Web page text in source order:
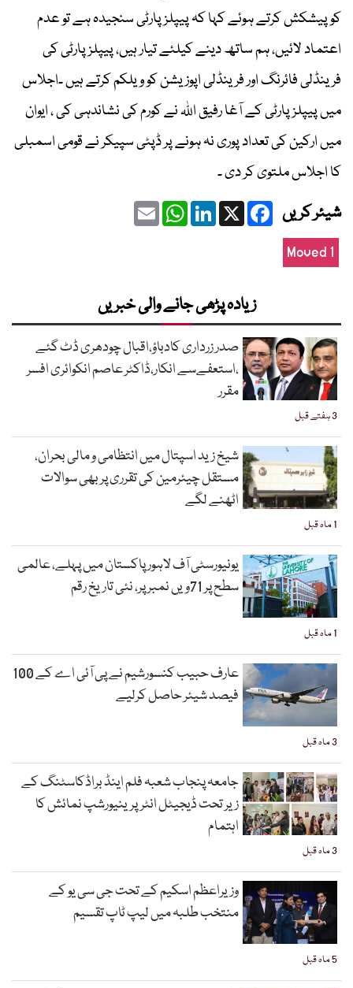
کو پیشکش کرتے ہوئے کہا کہ پیپلز پارٹی سنجیدہ ہے تو عدم
اعتماد لائیں، ہم ساتھ دینے کیلئے تیار ہیں، پیپلز پارٹی کی
فرینڈلی فائرنگ اور فرینڈلی اپوزیشن کو ویلکم کرتے ہیں ۔اجلاس
میں پیپلز پارٹی کے آغا رفیق اللہ نے کورم کی نشاندہی کی ، ایوان
میں ارکین کی تعداد پوری نہ ہونے پر ڈپٹی سپیکر نے قومی اسمبلی
کا اجلاس ملتوی کر دی ۔
شیئر کریں Facebook
X
LinkedIn
WhatsApp
Email
Moved 1
زیادہ پڑھی جانے والی خبریں
3 ہفتے قبل
صدر زرداری کادباؤ،اقبال چودھری ڈٹ گئے
،استعفےسے انکار،ڈاکٹر عاصم انکوائری افسر
مقرر
1 ماہ قبل
شیخ زید اسپتال میں انتظامی و مالی بحران،
مستقل چیئرمین کی تقرری پر بھی سوالات
اٹھنے لگے
1 ماہ قبل
یونیورسٹی آف لاہور پاکستان میں پہلے، عالمی
سطح پر 71ویں نمبر پر، نئی تاریخ رقم
3 ماہ قبل
عارف حبیب کنسورشیم نے پی آئی اے کے 100
فیصد شیئر حاصل کرلیے
3 ماہ قبل
جامعہ پنجاب شعبہ فلم اینڈ براڈکاسٹنگ کے
زیر تحت ڈیجیٹل انٹرپرینیورشپ نمائش کا
اہتمام
5 ماہ قبل
وزیراعظم اسکیم کے تحت جی سی یو کے
منتخب طلبہ میں لیپ ٹاپ تقسیم